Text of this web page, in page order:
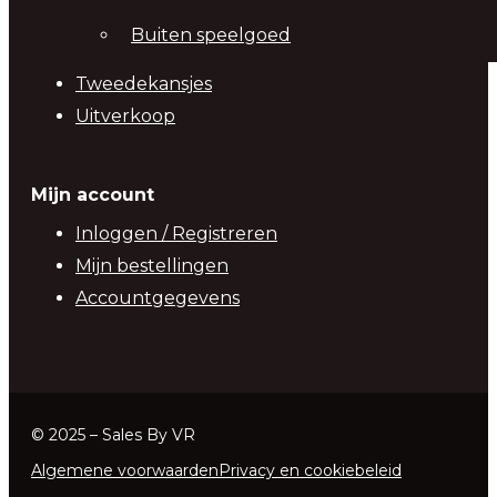
Buiten speelgoed
Tweedekansjes
Uitverkoop
Mijn account
Inloggen / Registreren
Mijn bestellingen
Accountgegevens
© 2025 – Sales By VR
Algemene voorwaarden Privacy en cookiebeleid